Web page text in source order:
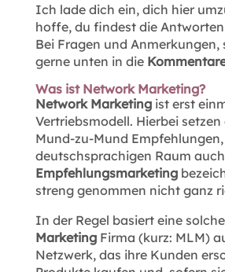
Ich lade dich ein, dich hier
hoffe, du findest die
Bei Fragen und Anmerkungen,
gerne unten in die
Was ist Network Marketing?
Network Marketingist erst
Vertriebsmodell. Hierbei
Mund-zu-Mund
deutschsprachigen Raum
Empfehlungsmarketing
streng genommen nicht ganz
In der Regel basiert eine solche
MarketingFirma (kurz: MLM)
Netzwerk, das ihre Kunden